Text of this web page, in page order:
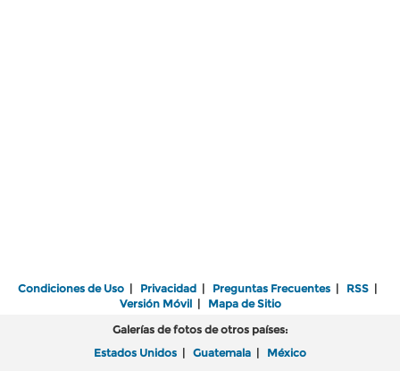
Condiciones de Uso Privacidad Preguntas Frecuentes RSS
Versión Móvil| Mapa de Sitio
Galerías de fotos de otros países:
Estados Unidos
Guatemala México